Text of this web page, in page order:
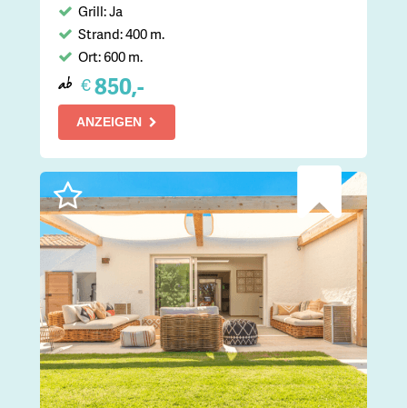
Grill: Ja
Strand: 400 m.
Ort: 600 m.
ab €850,-
ANZEIGEN